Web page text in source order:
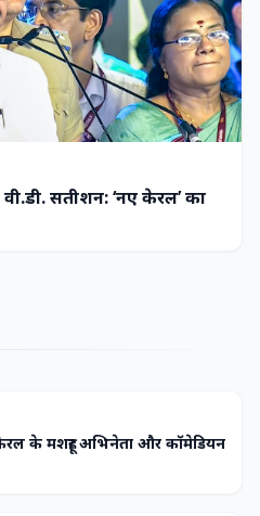
सतीशन: ‘नए केरल’ का
के मशहूर अभिनेता और कॉमेडियन